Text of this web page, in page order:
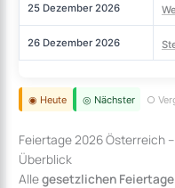
25 Dezember 2026
26 Dezember 2026
◉ Heute ◎ Nächster ○
Feiertage 2026 Österreich
Überblick
Allegesetzlichen